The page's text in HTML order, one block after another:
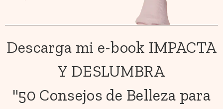
Descarga mi e-book IMPACTA
Y DESLUMBRA
"50 Consejos de Belleza para